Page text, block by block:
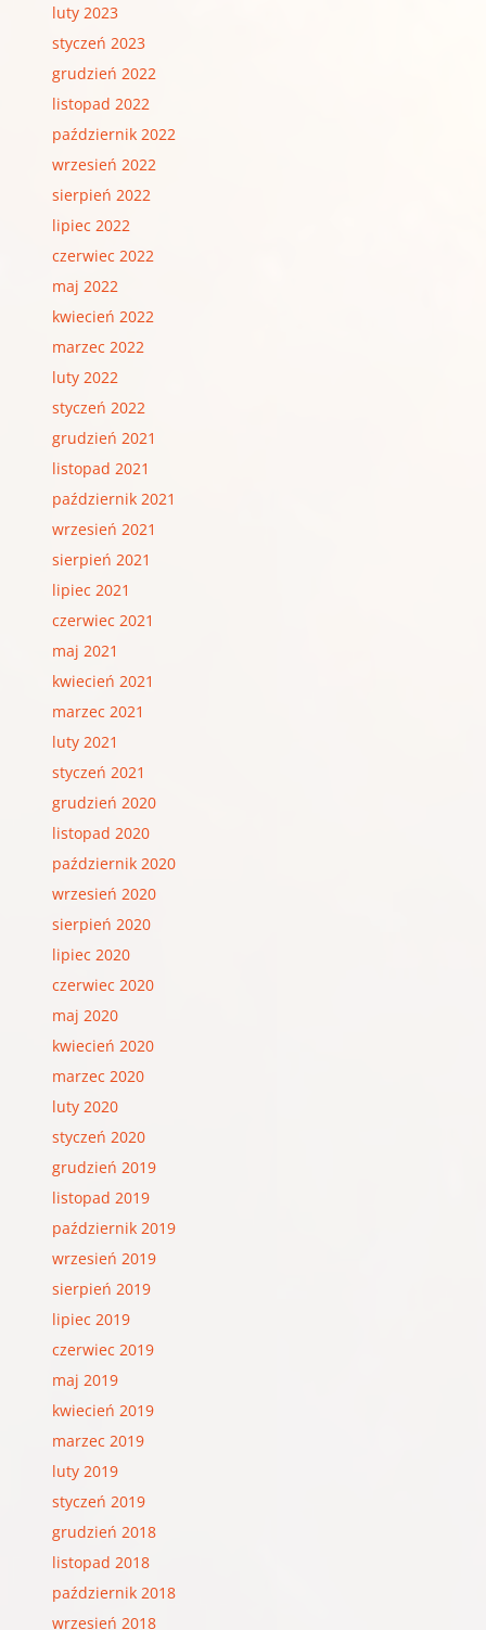
luty 2023
styczeń 2023
grudzień 2022
listopad 2022
październik 2022
wrzesień 2022
sierpień 2022
lipiec 2022
czerwiec 2022
maj 2022
kwiecień 2022
marzec 2022
luty 2022
styczeń 2022
grudzień 2021
listopad 2021
październik 2021
wrzesień 2021
sierpień 2021
lipiec 2021
czerwiec 2021
maj 2021
kwiecień 2021
marzec 2021
luty 2021
styczeń 2021
grudzień 2020
listopad 2020
październik 2020
wrzesień 2020
sierpień 2020
lipiec 2020
czerwiec 2020
maj 2020
kwiecień 2020
marzec 2020
luty 2020
styczeń 2020
grudzień 2019
listopad 2019
październik 2019
wrzesień 2019
sierpień 2019
lipiec 2019
czerwiec 2019
maj 2019
kwiecień 2019
marzec 2019
luty 2019
styczeń 2019
grudzień 2018
listopad 2018
październik 2018
wrzesień 2018